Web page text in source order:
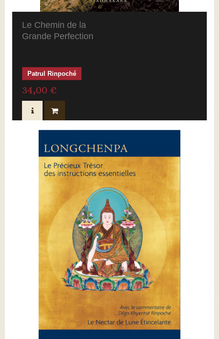
Le Chemin de la
Grande Perfection
Patrul Rinpoché
34,00 €